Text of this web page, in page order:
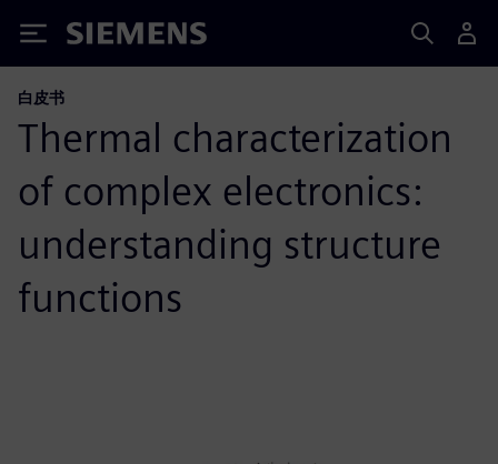
Siemens
白皮书
Thermal characterization
of complex electronics:
understanding structure
functions